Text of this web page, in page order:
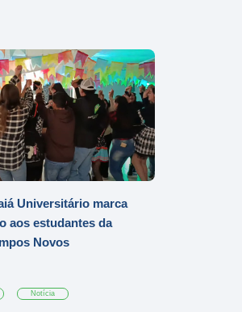
Universitário marca
aos estudantes da
Novos
Notícia